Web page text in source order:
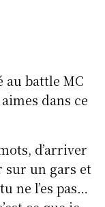
au battle MC
dans ce
d’arriver
sur un gars et
ne l’es pas…